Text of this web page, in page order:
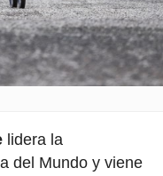
lidera la
del Mundo y viene